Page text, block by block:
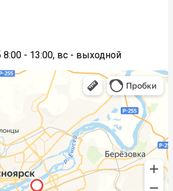
8:00 - 13:00, вс - выходной